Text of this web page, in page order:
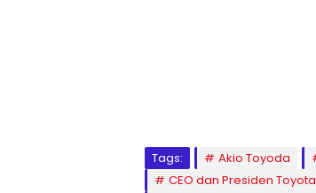
Tags: Akio Toyoda
CEO dan Presiden Toyota